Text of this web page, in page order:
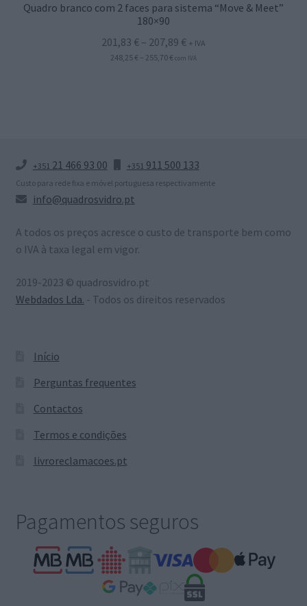
Quadro branco com 2 faces para sistema “Move & Meet”
180×90
201,83 € – 207,89 €Price
range:
+ IVA
248,25 € – 255,70 € Price
com IVA
+351 21 466 93 00 +351 911 500 133
Custo para rede fixa e móvel portuguesa respectivamente
info@quadrosvidro.pt
A todos os preços acresce o custo de transporte bem como
o IVA à taxa legal em vigor.
2019-2023 © quadrosvidro.pt
Webdados Lda. - Todos os direitos reservados
Início
Perguntas frequentes
Contactos
Termos e condições
livroreclamacoes.pt
Pagamentos seguros